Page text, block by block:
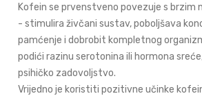
Kofein se prvenstveno povezuje s brzim
- stimulira živčani sustav, poboljšava
pamćenje i dobrobit kompletnog
podići razinu serotonina ili hormona
psihičko zadovoljstvo.
Vrijedno je koristiti pozitivne učinke